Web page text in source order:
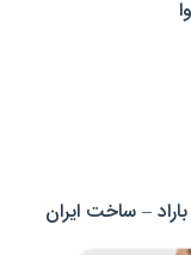
– ساخت ایران